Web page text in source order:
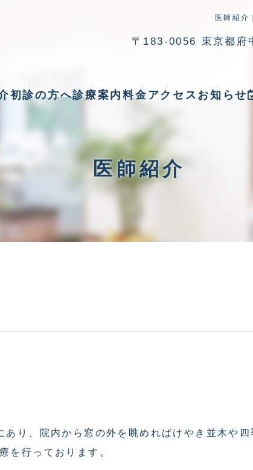
医師紹介
〒183-0056 東京都府
初診の方へ診療案内料金アクセス お知らせ
医師紹介
り、院内から窓の外を眺めればけやき並木や四
を行っております。